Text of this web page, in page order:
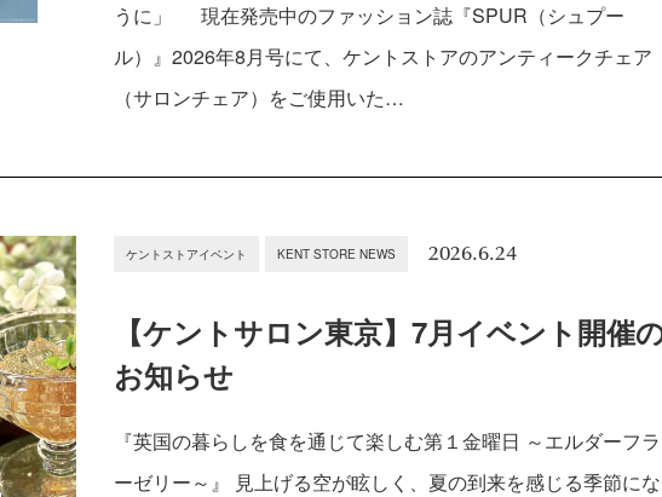
うに」 現在発売中のファッション誌『SPUR（シュプー
ル）』2026年8月号にて、ケントストアのアンティークチェア
（サロンチェア）をご使用いた…
ケントストアイベント KENT STORE NEWS 2026.6.24
【ケントサロン東京】7月イベント開催
お知らせ
『英国の暮らしを食を通じて楽しむ第１金曜日 ～エルダーフ
ーゼリー～』 見上げる空が眩しく、夏の到来を感じる季節にな